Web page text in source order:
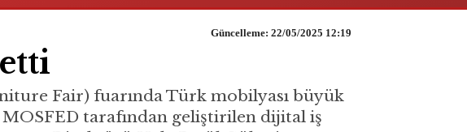
Güncelleme: 22/05/2025 12:19
Fair) fuarında Türk mobilyası büyük
tarafından geliştirilen dijital iş